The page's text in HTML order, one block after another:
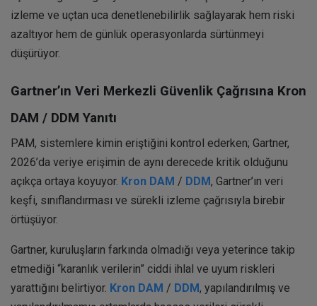
izleme ve uçtan uca denetlenebilirlik sağlayarak hem riski
azaltıyor hem de günlük operasyonlarda sürtünmeyi
düşürüyor.
Gartner’ın Veri Merkezli Güvenlik Çağrısına Kron
DAM / DDM Yanıtı
PAM, sistemlere kimin eriştiğini kontrol ederken; Gartner,
2026’da veriye erişimin de aynı derecede kritik olduğunu
açıkça ortaya koyuyor. Kron DAM / DDM, Gartner’ın veri
keşfi, sınıflandırması ve sürekli izleme çağrısıyla birebir
örtüşüyor.
Gartner, kuruluşların farkında olmadığı veya yeterince takip
etmediği “karanlık verilerin” ciddi ihlal ve uyum riskleri
yarattığını belirtiyor. Kron DAM / DDM, yapılandırılmış ve